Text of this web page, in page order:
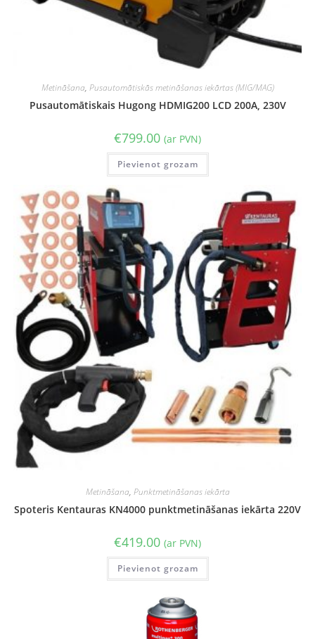
Metināšana, Pusautomātiskās metināšanas iekārtas (MIG/MAG)
Pusautomātiskais Hugong HDMIG200 LCD 200A, 230V
€799.00 (ar PVN)
Pievienot grozam
Metināšana, Punktmetināšanas iekārta
Spoteris Kentauras KN4000 punktmetināšanas iekārta 220V
€419.00 (ar PVN)
Pievienot grozam